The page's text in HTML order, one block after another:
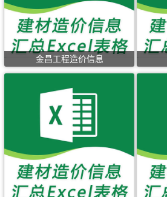
金昌工程造价信息